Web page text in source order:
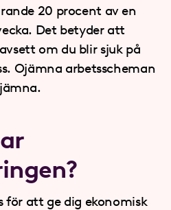
20 procent av en
Det betyder att
om du blir sjuk på
Ojämna arbetsscheman
för att ge dig ekonomisk